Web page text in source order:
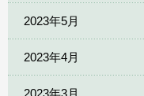
2023年5月
2023年4月
2023年3月